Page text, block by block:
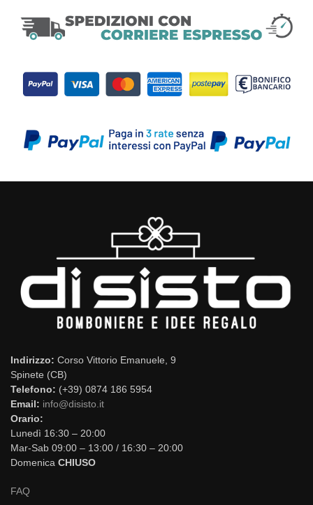
Indirizzo: Corso Vittorio Emanuele, 9
Spinete (CB)
Telefono: (+39) 0874 186 5954
Email: info@disisto.it
Orario:
Lunedì 16:30 – 20:00
Mar-Sab 09:00 – 13:00 / 16:30 – 20:00
Domenica CHIUSO
FAQ